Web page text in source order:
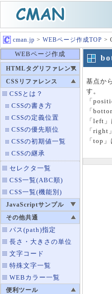
cman.jp > WEBページ作成TOP >
WEBページ作成
HTMLタグリファレンス
CSSリファレンス
CSSとは？
CSSの書き方
CSSの定義位置
CSSの優先順位
CSSの初期値一覧
CSSの継承
セレクタ一覧
CSS一覧(ABC順)
CSS一覧(機能別)
JavaScriptサンプル
その他共通
パス(path)指定
長さ・大きさの単位
文字コード
特殊文字一覧
WEBカラー一覧
便利ツール
基点か
す。
「
「
「left
「right
「top